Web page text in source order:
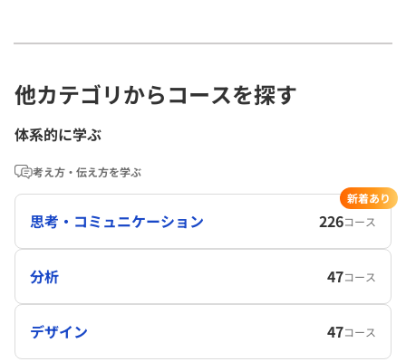
他カテゴリからコースを探す
体系的に学ぶ
考え方・伝え方を学ぶ
思考・コミュニケーション 226コース
新着あり
分析 47コース
デザイン 47コース